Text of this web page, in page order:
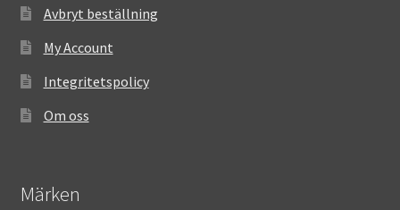
Avbryt beställning
My Account
Integritetspolicy
Om oss
Märken